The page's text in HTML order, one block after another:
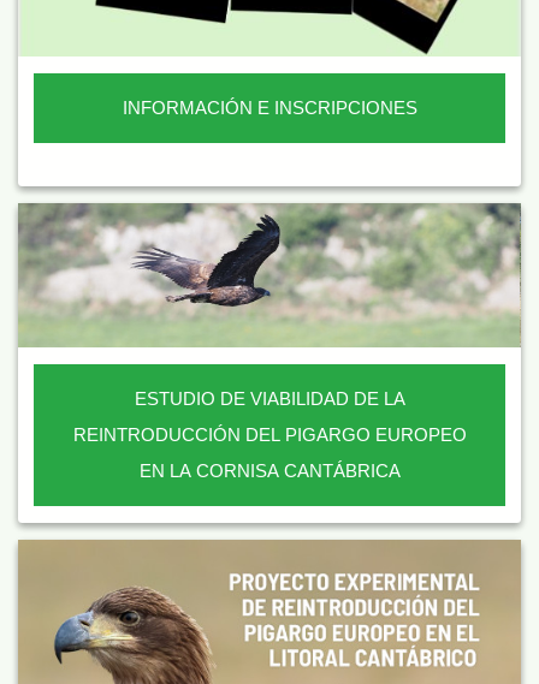
INFORMACIÓN E INSCRIPCIONES
ESTUDIO DE VIABILIDAD DE LA
REINTRODUCCIÓN DEL PIGARGO EUROPEO
EN LA CORNISA CANTÁBRICA